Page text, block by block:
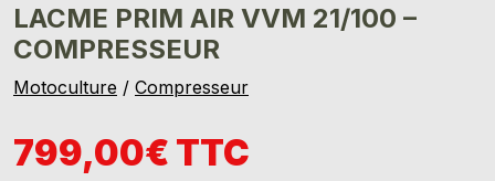
LACME PRIM AIR VVM 21/100 –
COMPRESSEUR
Motoculture / Compresseur
799,00€ TTC